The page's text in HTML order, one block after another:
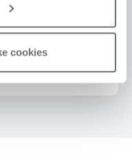
cookies
auto